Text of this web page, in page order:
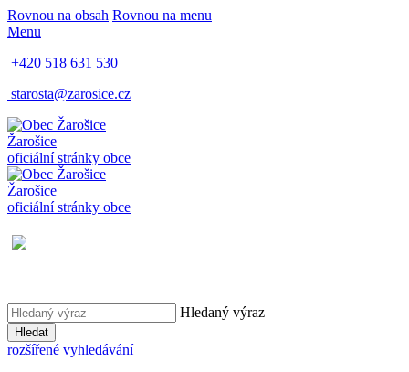
Rovnou na obsah Rovnou na menu
Menu
+420 518 631 530
starosta@zarosice.cz
Žarošice
oficiální stránky obce
Žarošice
oficiální stránky obce
Hledaný výraz
Hledat
rozšířené vyhledávání